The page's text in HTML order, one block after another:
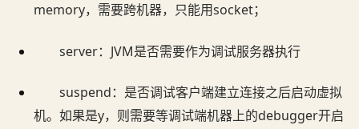
memory，需要跨机器，只能用socket；
server：JVM是否需要作为调试服务器执行
suspend：是否调试客户端建立连接之后启动虚拟
机。如果是y，则需要等调试端机器上的debugger开启